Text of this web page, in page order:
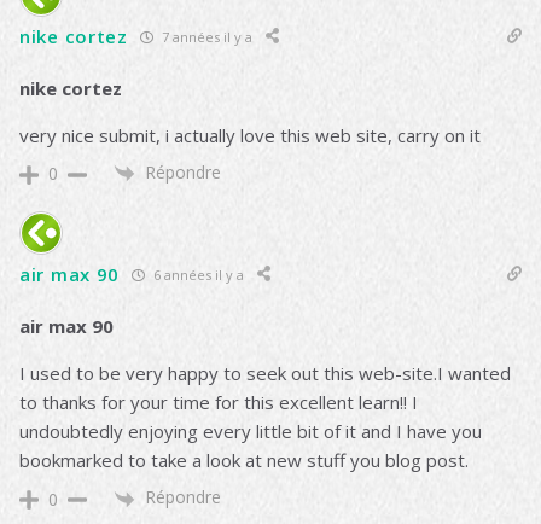
nike cortez 7 années il y a
nike cortez
very nice submit, i actually love this web site, carry on it
0 Répondre
air max 90 6 années il y a
air max 90
I used to be very happy to seek out this web-site.I wanted
to thanks for your time for this excellent learn!! I
undoubtedly enjoying every little bit of it and I have you
bookmarked to take a look at new stuff you blog post.
0 Répondre